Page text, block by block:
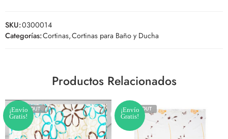
SKU:0300014
Categorías:Cortinas,Cortinas para Baño y Ducha
Productos Relacionados
¡Envío
Gratis!
SOLD OUT
¡Envío
Gratis!
SOLD OUT